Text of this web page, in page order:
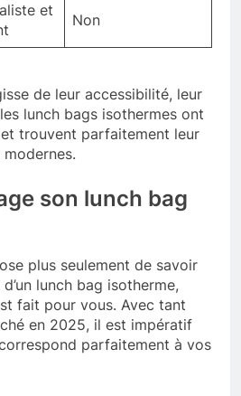
et
Non
de leur accessibilité, leur
lunch bags isothermes ont
trouvent parfaitement leur
son lunch bag
plus seulement de savoir
lunch bag isotherme,
fait pour vous. Avec tant
en 2025, il est impératif
parfaitement à vos